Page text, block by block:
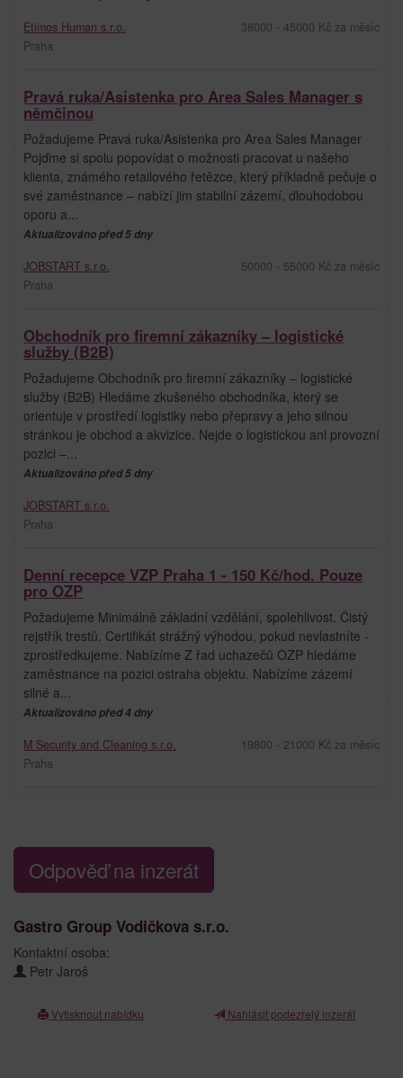
Etimos Human s.r.o.
Praha
38000 - 45000 Kč za měsíc
Pravá ruka/Asistenka pro Area Sales Manager s
němčinou
Požadujeme Pravá ruka/Asistenka pro Area Sales Manager
Pojďme si spolu popovídat o možnosti pracovat u našeho
klienta, známého retailového řetězce, který příkladně pečuje o
své zaměstnance – nabízí jim stabilní zázemí, dlouhodobou
oporu a...
Aktualizováno před 5 dny
JOBSTART s.r.o.
Praha
50000 - 55000 Kč za měsíc
Obchodník pro firemní zákazníky – logistické
služby (B2B)
Požadujeme Obchodník pro firemní zákazníky – logistické
služby (B2B) Hledáme zkušeného obchodníka, který se
orientuje v prostředí logistiky nebo přepravy a jeho silnou
stránkou je obchod a akvizice. Nejde o logistickou ani provozní
pozici –...
Aktualizováno před 5 dny
JOBSTART s.r.o.
Praha
Denní recepce VZP Praha 1 - 150 Kč/hod. Pouze
pro OZP
Požadujeme Minimálně základní vzdělání, spolehlivost. Čistý
rejstřík trestů. Certifikát strážný výhodou, pokud nevlastníte -
zprostředkujeme. Nabízíme Z řad uchazečů OZP hledáme
zaměstnance na pozici ostraha objektu. Nabízíme zázemí
silné a...
Aktualizováno před 4 dny
M Security and Cleaning s.r.o.
Praha
19800 - 21000 Kč za měsíc
Odpověď na inzerát
Gastro Group Vodičkova s.r.o.
Kontaktní osoba:
Petr Jaroš
Vytisknout nabídku Nahlásit podezřelý inzerát